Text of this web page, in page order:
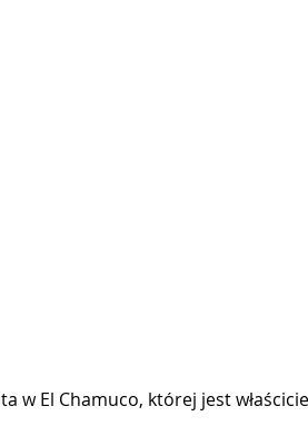
w El Chamuco, której jest